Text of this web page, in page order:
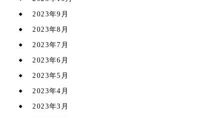
2023年9月
2023年8月
2023年7月
2023年6月
2023年5月
2023年4月
2023年3月